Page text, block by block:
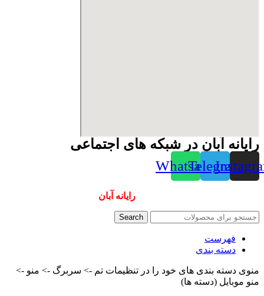
رایانه آبان در شبکه های اجتماعی
Telegram
Whatsapp
رایانه آبان
Search
فهرست
دسته بندی
منوی دسته بندی های خود را در تنظیمات تم -> سربرگ -> منو ->
منو موبایل (دسته ها)